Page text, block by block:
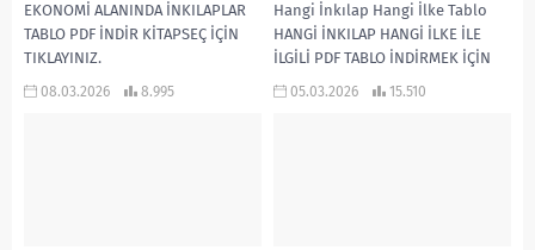
EKONOMİ ALANINDA İNKILAPLAR
TABLO PDF İNDİR KİTAPSEÇ İÇİN
TIKLAYINIZ.
08.03.2026 8.995
Hangi İnkılap Hangi İlke Tablo
HANGİ İNKILAP HANGİ İLKE İLE
İLGİLİ PDF TABLO İNDİRMEK İÇİN
TIKLAYINIZ. KİTAPSEÇ İÇİN
05.03.2026 15.510